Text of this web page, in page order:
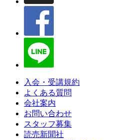
入会・受講規約
よくある質問
会社案内
お問い合わせ
スタッフ募集
読売新聞社